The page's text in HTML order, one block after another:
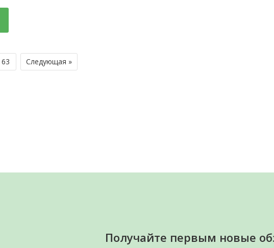
63 Следующая »
Получайте первым новые